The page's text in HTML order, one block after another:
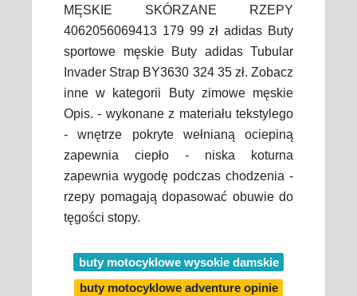
MĘSKIE SKÓRZANE RZEPY
4062056069413 179 99 zł adidas Buty
sportowe męskie Buty adidas Tubular
Invader Strap BY3630 324 35 zł. Zobacz
inne w kategorii Buty zimowe męskie
Opis. - wykonane z materiału tekstylego
- wnętrze pokryte wełnianą ociepiną
zapewnia ciepło - niska koturna
zapewnia wygodę podczas chodzenia -
rzepy pomagają dopasować obuwie do
tęgości stopy.
buty motocyklowe wysokie damskie
buty motocyklowe adventure opinie